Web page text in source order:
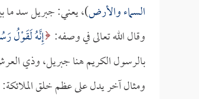
السماء والأرض)، يعني: جبريل سد ما
وقال الله تعالى في وصفه: إِنَّهُ لَقَوْلُ
بالرسول الكريم هنا جبريل، وذي
ومثال آخر يدل على عظم خلق